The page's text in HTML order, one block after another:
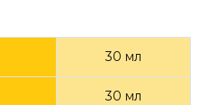
30 мл
30 мл